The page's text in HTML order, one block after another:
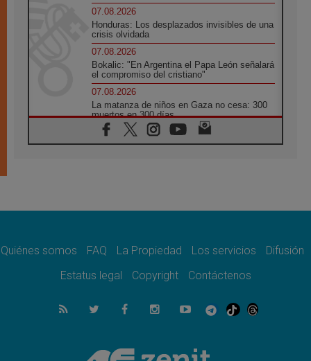
07.08.2026
Honduras: Los desplazados invisibles de una
crisis olvidada
07.08.2026
Bokalic: "En Argentina el Papa León señalará
el compromiso del cristiano"
07.08.2026
La matanza de niños en Gaza no cesa: 300
muertos en 300 días
07.08.2026
Tagle: La guerra desfigura el mundo, solo la
como misión al servicio del Evangelio
SIGNIS 2026, dar voz a las religiosas en el
07.08.2026
Lanzan un proyecto de empoderamiento
Programa oficial del Viaje Apostólico del
Quiénes somos FAQ La Propiedad Los servicios
Difusión
Estatus legal
Copyright Contáctenos